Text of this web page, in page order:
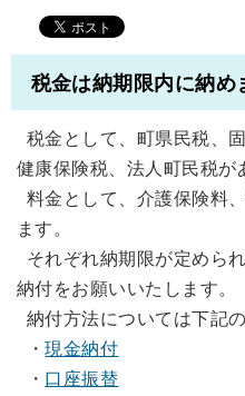
税金は納期限内に納め
税金として、町県民税、
健康保険税、法人町民税が
料金として、介護保険料
ます。
それぞれ納期限が定めら
納付をお願いいたします。
納付方法については下記
・現金納付
・ 口座振替